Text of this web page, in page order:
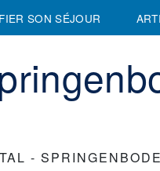
SON SÉJOUR
-